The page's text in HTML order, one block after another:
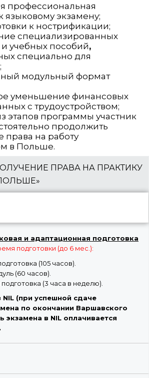
профессиональная
языковому экзамену;
к нострификации;
специализированных
учебных пособий,
специально для
модульный формат
уменьшение финансовых
с трудоустройством;
этапов программы участник
продолжить
на работу
в Польше.
ПРАВА НА ПРАКТИКУ
и адаптационная подготовка
подготовки (до 6 мес.):
(105 часов).
(60 часов).
(3 часа в неделю).
NIL (при успешной сдаче
по окончании Варшавского
экзамена в NIL оплачивается